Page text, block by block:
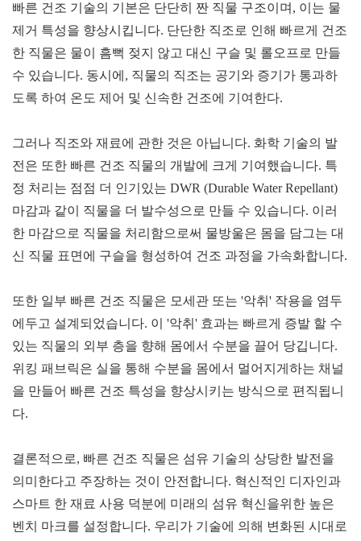
빠른 건조 기술의 기본은 단단히 짠 직물 구조이며, 이는 물
제거 특성을 향상시킵니다. 단단한 직조로 인해 빠르게 건조
한 직물은 물이 흠뻑 젖지 않고 대신 구슬 및 롤오프로 만들
수 있습니다. 동시에, 직물의 직조는 공기와 증기가 통과하
도록 하여 온도 제어 및 신속한 건조에 기여한다.
그러나 직조와 재료에 관한 것은 아닙니다. 화학 기술의 발
전은 또한 빠른 건조 직물의 개발에 크게 기여했습니다. 특
정 처리는 점점 더 인기있는 DWR (Durable Water Repellant)
마감과 같이 직물을 더 발수성으로 만들 수 있습니다. 이러
한 마감으로 직물을 처리함으로써 물방울은 몸을 담그는 대
신 직물 표면에 구슬을 형성하여 건조 과정을 가속화합니다.
또한 일부 빠른 건조 직물은 모세관 또는 '악취' 작용을 염두
에두고 설계되었습니다. 이 '악취' 효과는 빠르게 증발 할 수
있는 직물의 외부 층을 향해 몸에서 수분을 끌어 당깁니다.
위킹 패브릭은 실을 통해 수분을 몸에서 멀어지게하는 채널
을 만들어 빠른 건조 특성을 향상시키는 방식으로 편직됩니
다.
결론적으로, 빠른 건조 직물은 섬유 기술의 상당한 발전을
의미한다고 주장하는 것이 안전합니다. 혁신적인 디자인과
스마트 한 재료 사용 덕분에 미래의 섬유 혁신을위한 높은
벤치 마크를 설정합니다. 우리가 기술에 의해 변화된 시대로